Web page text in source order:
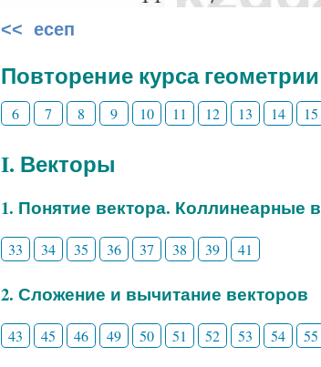
<< есеп
Повторение курса геометрии
6 7 8 9 10 11 12 13 14 15
I. Векторы
1. Понятие вектора. Коллинеарные
33 34 35 36 37 38 39 41
2. Сложение и вычитание векторов
43 45 46 49 50 51 52 53 54 55